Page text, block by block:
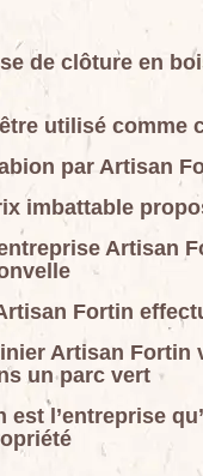
de clôture en
utilisé comme
par Artisan
imbattable
Artisan
Fortin
Artisan
un parc vert
est l’entreprise